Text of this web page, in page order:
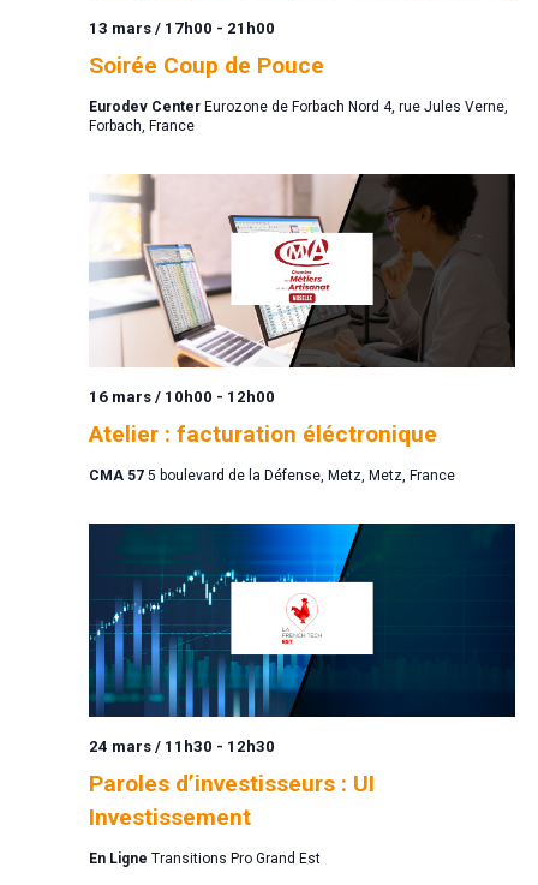
Soirée Coup de Pouce
13 mars / 17h00 - 21h00
Eurodev Center Eurozone de Forbach Nord 4, rue Jules Verne,
Forbach, France
Atelier : facturation éléctronique
16 mars / 10h00 - 12h00
CMA 57 5 boulevard de la Défense, Metz, Metz, France
Paroles d’investisseurs : UI
Investissement
24 mars / 11h30 - 12h30
En Ligne Transitions Pro Grand Est